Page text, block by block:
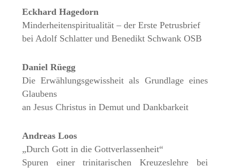
Eckhard Hagedorn
Minderheitenspiritualität – der Erste Petrusbrief
bei Adolf Schlatter und Benedikt Schwank OSB
Daniel Rüegg
Die Erwählungsgewissheit als Grundlage eines
Glaubens
an Jesus Christus in Demut und Dankbarkeit
Andreas Loos
„Durch Gott in die Gottverlassenheit“
Spuren einer trinitarischen Kreuzeslehre bei